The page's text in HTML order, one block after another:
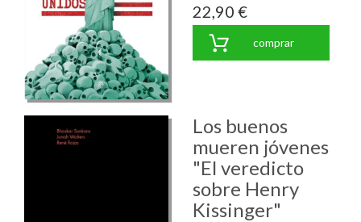
22,90 €
comprar
Los buenos
mueren jóvenes
"El veredicto
sobre Henry
Kissinger"